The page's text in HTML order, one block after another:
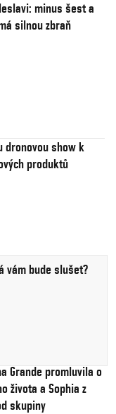
minus šest a
silnou zbraň
dronovou show k
produktů
vám bude slušet?
Grande promluvila o
života a Sophia z
skupiny